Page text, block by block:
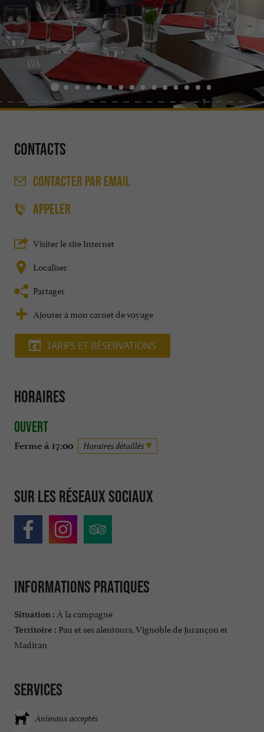
Contacts
CONTACTER PAR EMAIL
APPELER
Visiter le site Internet
Localiser
Partager
Ajouter à mon carnet de voyage
TARIFS ET RÉSERVATIONS
Horaires
Ouvert
Ferme à 17:00 Horaires détaillés
Sur les réseaux sociaux
Informations pratiques
Situation : À la campagne
Territoire : Pau et ses alentours, Vignoble de Jurançon et
Madiran
Services
Animaux acceptés